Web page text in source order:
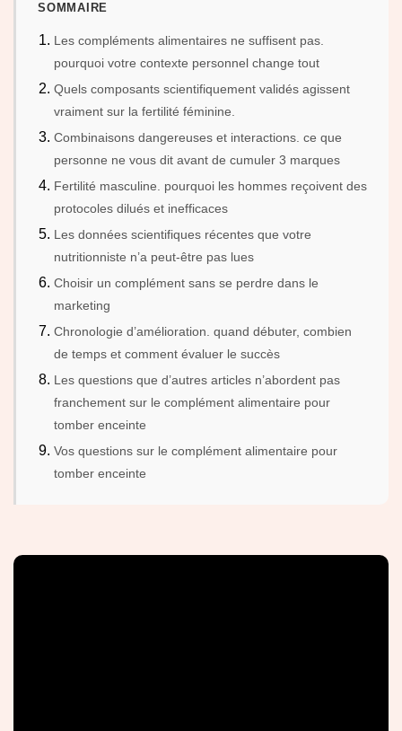
SOMMAIRE
Les compléments alimentaires ne suffisent pas.
pourquoi votre contexte personnel change tout
Quels composants scientifiquement validés agissent
vraiment sur la fertilité féminine.
Combinaisons dangereuses et interactions. ce que
personne ne vous dit avant de cumuler 3 marques
Fertilité masculine. pourquoi les hommes reçoivent des
protocoles dilués et inefficaces
Les données scientifiques récentes que votre
nutritionniste n’a peut-être pas lues
Choisir un complément sans se perdre dans le
marketing
Chronologie d’amélioration. quand débuter, combien
de temps et comment évaluer le succès
Les questions que d’autres articles n’abordent pas
franchement sur le complément alimentaire pour
tomber enceinte
Vos questions sur le complément alimentaire pour
tomber enceinte